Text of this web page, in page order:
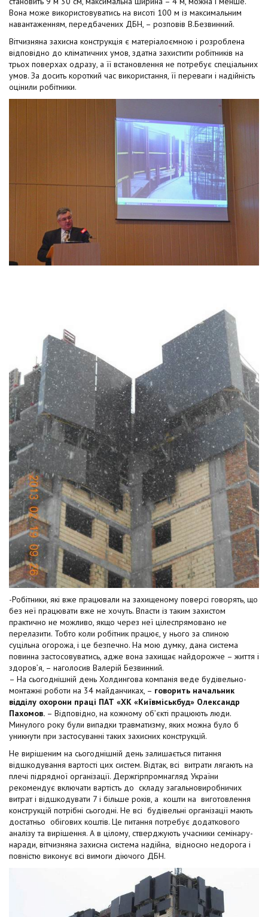
Вона може використовуватись на висоті 100 м із максимальним
навантаженням, передбачених ДБН, – розповів В.Безвинний.
Вітчизняна захисна конструкція є матеріалоємною і розроблена
відповідно до кліматичних умов, здатна захистити робітників на
трьох поверхах одразу, а її встановлення не потребує спеціальних
умов. За досить короткий час використання, її переваги і надійність
оцінили робітники.
-Робітники, які вже працювали на захищеному поверсі говорять, що
без неї працювати вже не хочуть. Впасти із таким захистом
практично не можливо, якщо через неї цілеспрямовано не
перелазити. Тобто коли робітник працює, у нього за спиною
суцільна огорожа, і це безпечно. На мою думку, дана система
повинна застосовуватись, адже вона захищає найдорожче – життя і
здоров’я, – наголосив Валерій Безвинний.
– На сьогоднішній день Холдингова компанія веде будівельно-
монтажні роботи на 34 майданчиках, – говорить начальник
відділу охорони праці ПАТ «ХК «Київміськбуд» Олександр
Пахомов. – Відповідно, на кожному об’єкті працюють люди.
Минулого року були випадки травматизму, яких можна було б
уникнути при застосуванні таких захисних конструкцій.
Не вирішеним на сьогоднішній день залишається питання
відшкодування вартості цих систем. Відтак, всі витрати лягають на
плечі підрядної організації. Держгірпромнагляд України
рекомендує включати вартість до складу загальновиробничих
витрат і відшкодувати 7 і більше років, а кошти на виготовлення
конструкцій потрібні сьогодні. Не всі будівельні організації мають
достатньо обігових коштів. Це питання потребує додаткового
аналізу та вирішення. А в цілому, стверджують учасники семінару-
наради, вітчизняна захисна система надійна, відносно недорога і
повністю виконує всі вимоги діючого ДБН.